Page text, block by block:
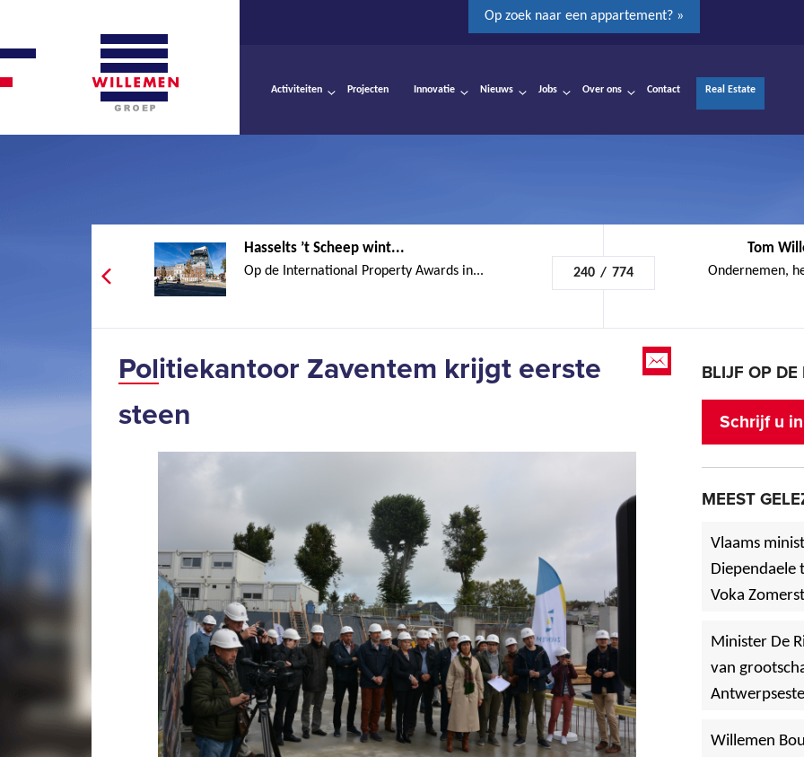
Op zoek naar een appartement? »
Activiteiten Projecten Innovatie Nieuws Jobs Over ons Contact Real Estate
Hasselts ’t Scheep wint...
Op de International Property Awards in... 240 / 774
Tom
Ondernemen,
Politiekantoor Zaventem krijgt eerste
steen
BLIJF OP DE
Schrijf u
MEEST
Vlaams
Voka
Minister De
van
Willemen